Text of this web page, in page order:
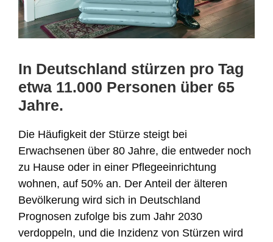
In Deutschland stürzen pro Tag
etwa 11.000 Personen über 65
Jahre.
Die Häufigkeit der Stürze steigt bei
Erwachsenen über 80 Jahre, die entweder noch
zu Hause oder in einer Pflegeeinrichtung
wohnen, auf 50% an. Der Anteil der älteren
Bevölkerung wird sich in Deutschland
Prognosen zufolge bis zum Jahr 2030
verdoppeln, und die Inzidenz von Stürzen wird